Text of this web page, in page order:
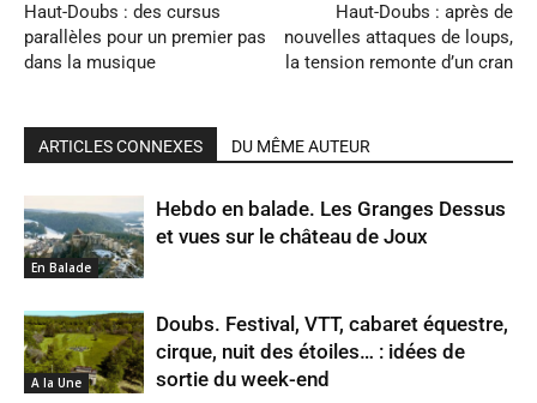
Haut-Doubs : des cursus
parallèles pour un premier pas
dans la musique
Haut-Doubs : après de
nouvelles attaques de loups,
la tension remonte d’un cran
ARTICLES CONNEXES DU MÊME AUTEUR
En Balade
Hebdo en balade. Les Granges Dessus
et vues sur le château de Joux
A la Une
Doubs. Festival, VTT, cabaret équestre,
cirque, nuit des étoiles… : idées de
sortie du week-end